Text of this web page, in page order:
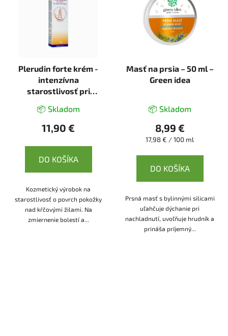
Plerudin forte krém -
intenzívna
starostlivosť pri
podliatinách - 70 g -
InVitro
📦 Skladom
11,90 €
DO KOŠÍKA
Kozmetický výrobok na
starostlivosť o povrch pokožky
nad kŕčovými žilami. Na
zmiernenie bolestí a...
Masť na prsia – 50 ml –
Green idea
📦 Skladom
8,99 €
Jednotková
17,98 € / 100 ml
DO KOŠÍKA
Prsná masť s bylinnými silicami
uľahčuje dýchanie pri
nachladnutí, uvoľňuje hrudník a
prináša príjemný...